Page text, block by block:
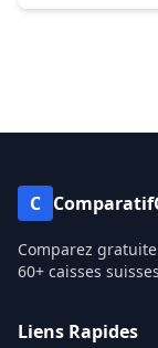
C
Comparez
60+ caisses
Liens Rapides